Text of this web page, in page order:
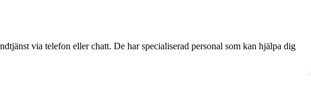
via telefon eller chatt. De har specialiserad personal som kan hjälpa dig